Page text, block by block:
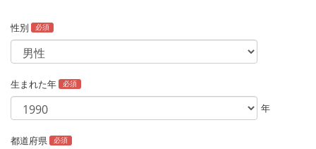
性別 必須
生まれた年 必須
年
都道府県 必須